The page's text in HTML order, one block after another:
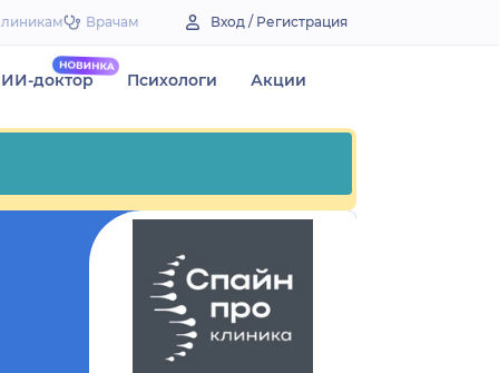
Врачам Вход / Регистрация
ИИ-доктор Психологи Акции